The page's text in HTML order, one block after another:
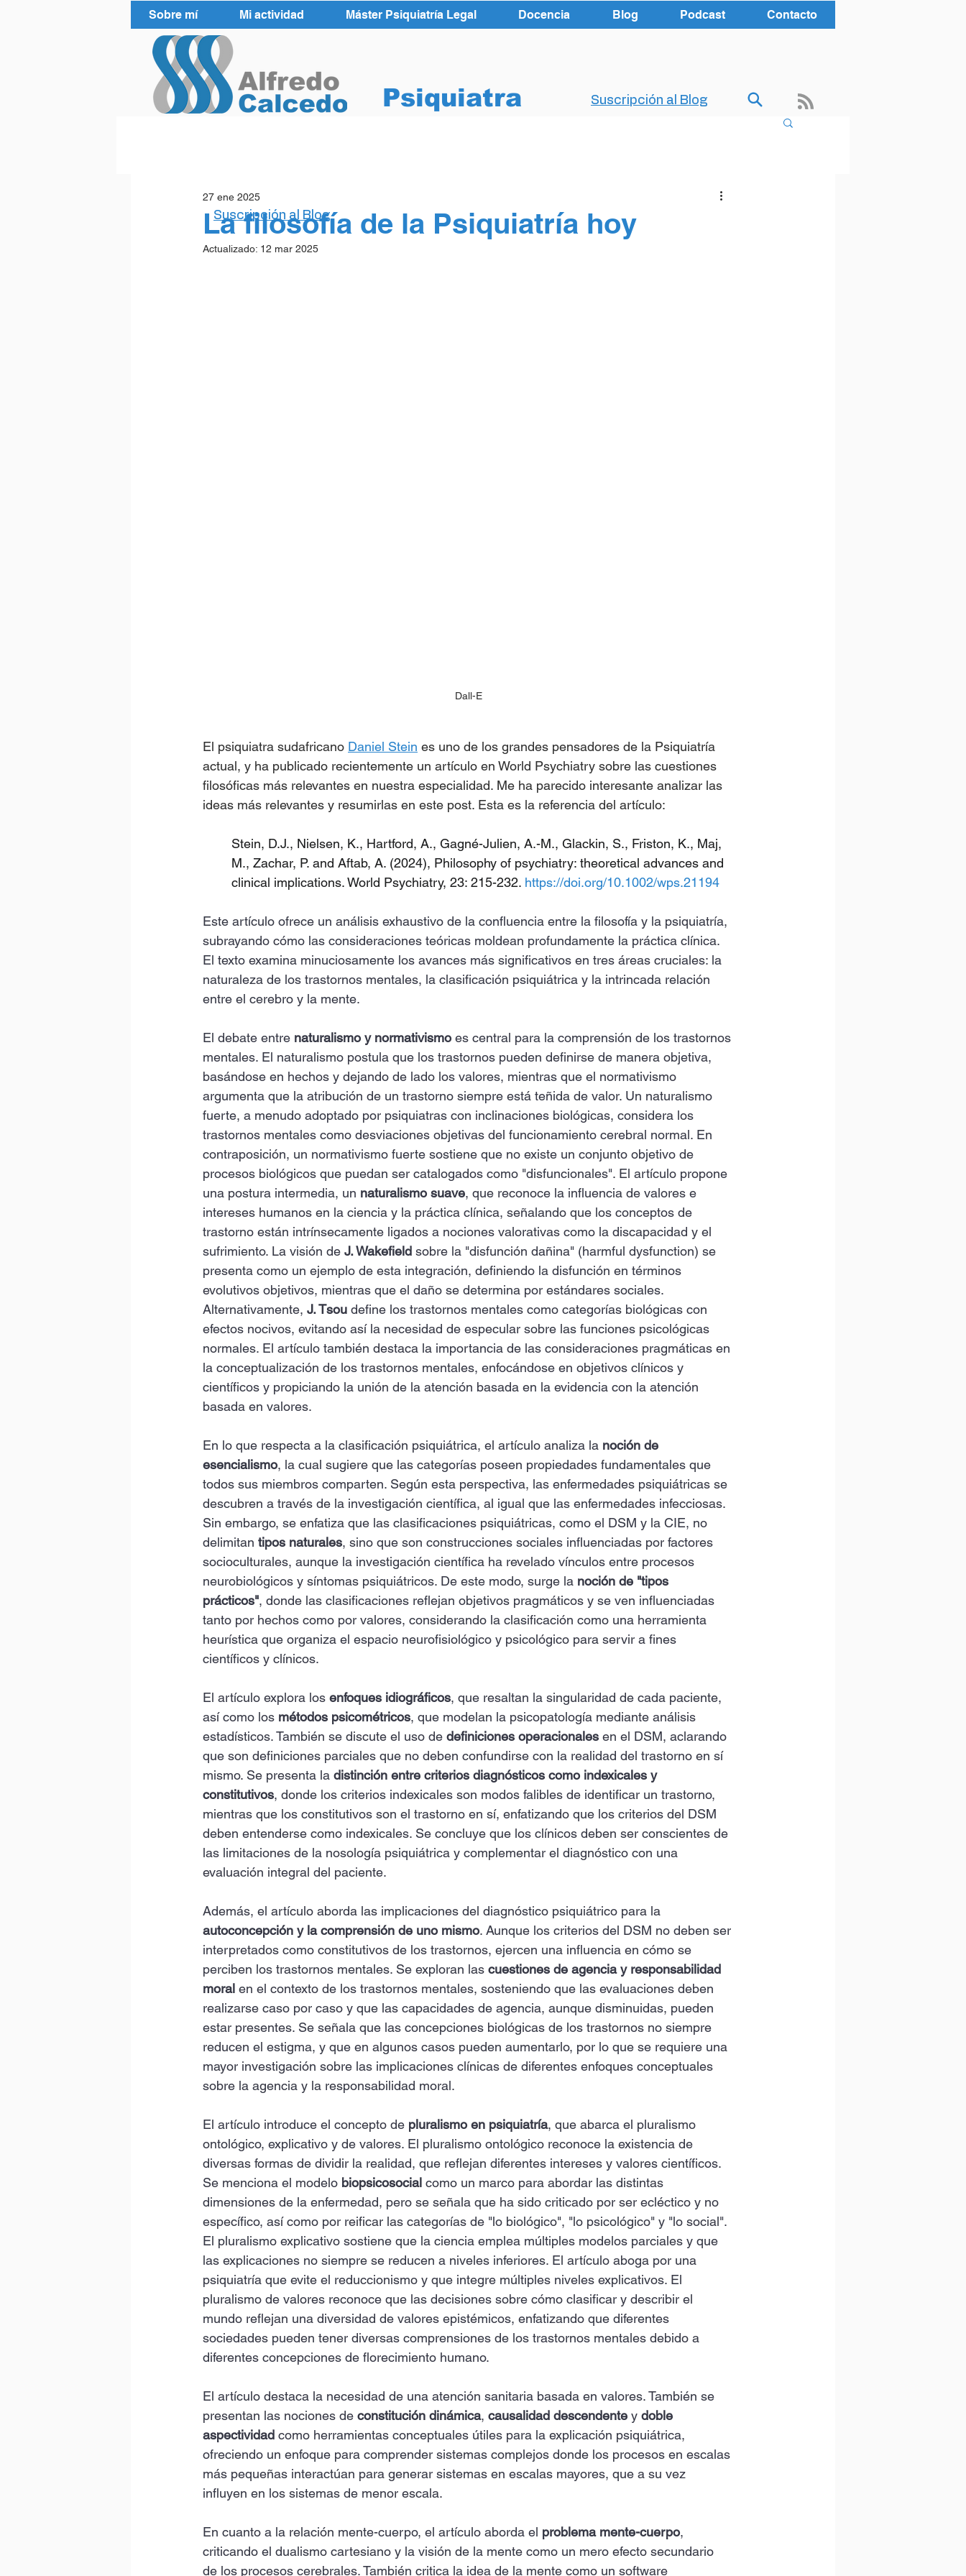
Sobre mí Mi actividad Máster Psiquiatría Legal Docencia Blog Podcast Contacto
Psiquiatra Suscripción al Blog
La filosofía de la Psiquiatría hoy
27 ene 2025
Actualizado: 12 mar 2025
Dall-E
El psiquiatra sudafricano Daniel Stein es uno de los grandes pensadores de la Psiquiatría
actual, y ha publicado recientemente un artículo en World Psychiatry sobre las cuestiones
filosóficas más relevantes en nuestra especialidad. Me ha parecido interesante analizar las
ideas más relevantes y resumirlas en este post. Esta es la referencia del artículo:
Stein, D.J., Nielsen, K., Hartford, A., Gagné-Julien, A.-M., Glackin, S., Friston, K., Maj,
M., Zachar, P. and Aftab, A. (2024), Philosophy of psychiatry: theoretical advances and
clinical implications. World Psychiatry, 23: 215-232. https://doi.org/10.1002/wps.21194
Este artículo ofrece un análisis exhaustivo de la confluencia entre la filosofía y la psiquiatría,
subrayando cómo las consideraciones teóricas moldean profundamente la práctica clínica.
El texto examina minuciosamente los avances más significativos en tres áreas cruciales: la
naturaleza de los trastornos mentales, la clasificación psiquiátrica y la intrincada relación
entre el cerebro y la mente.
El debate entre naturalismo y normativismo es central para la comprensión de los trastornos
mentales. El naturalismo postula que los trastornos pueden definirse de manera objetiva,
basándose en hechos y dejando de lado los valores, mientras que el normativismo
argumenta que la atribución de un trastorno siempre está teñida de valor. Un naturalismo
fuerte, a menudo adoptado por psiquiatras con inclinaciones biológicas, considera los
trastornos mentales como desviaciones objetivas del funcionamiento cerebral normal. En
contraposición, un normativismo fuerte sostiene que no existe un conjunto objetivo de
procesos biológicos que puedan ser catalogados como "disfuncionales". El artículo propone
una postura intermedia, un naturalismo suave, que reconoce la influencia de valores e
intereses humanos en la ciencia y la práctica clínica, señalando que los conceptos de
trastorno están intrínsecamente ligados a nociones valorativas como la discapacidad y el
sufrimiento. La visión de J. Wakefield sobre la "disfunción dañina" (harmful dysfunction) se
presenta como un ejemplo de esta integración, definiendo la disfunción en términos
evolutivos objetivos, mientras que el daño se determina por estándares sociales.
Alternativamente, J. Tsou define los trastornos mentales como categorías biológicas con
efectos nocivos, evitando así la necesidad de especular sobre las funciones psicológicas
normales. El artículo también destaca la importancia de las consideraciones pragmáticas en
la conceptualización de los trastornos mentales, enfocándose en objetivos clínicos y
científicos y propiciando la unión de la atención basada en la evidencia con la atención
basada en valores.
En lo que respecta a la clasificación psiquiátrica, el artículo analiza la noción de
esencialismo, la cual sugiere que las categorías poseen propiedades fundamentales que
todos sus miembros comparten. Según esta perspectiva, las enfermedades psiquiátricas se
descubren a través de la investigación científica, al igual que las enfermedades infecciosas.
Sin embargo, se enfatiza que las clasificaciones psiquiátricas, como el DSM y la CIE, no
delimitan tipos naturales, sino que son construcciones sociales influenciadas por factores
socioculturales, aunque la investigación científica ha revelado vínculos entre procesos
neurobiológicos y síntomas psiquiátricos. De este modo, surge la noción de "tipos
prácticos", donde las clasificaciones reflejan objetivos pragmáticos y se ven influenciadas
tanto por hechos como por valores, considerando la clasificación como una herramienta
heurística que organiza el espacio neurofisiológico y psicológico para servir a fines
científicos y clínicos.
El artículo explora los enfoques idiográficos, que resaltan la singularidad de cada paciente,
así como los métodos psicométricos, que modelan la psicopatología mediante análisis
estadísticos. También se discute el uso de definiciones operacionales en el DSM, aclarando
que son definiciones parciales que no deben confundirse con la realidad del trastorno en sí
mismo. Se presenta la distinción entre criterios diagnósticos como indexicales y
constitutivos, donde los criterios indexicales son modos falibles de identificar un trastorno,
mientras que los constitutivos son el trastorno en sí, enfatizando que los criterios del DSM
deben entenderse como indexicales. Se concluye que los clínicos deben ser conscientes de
las limitaciones de la nosología psiquiátrica y complementar el diagnóstico con una
evaluación integral del paciente.
Además, el artículo aborda las implicaciones del diagnóstico psiquiátrico para la
autoconcepción y la comprensión de uno mismo. Aunque los criterios del DSM no deben ser
interpretados como constitutivos de los trastornos, ejercen una influencia en cómo se
perciben los trastornos mentales. Se exploran las cuestiones de agencia y responsabilidad
moral en el contexto de los trastornos mentales, sosteniendo que las evaluaciones deben
realizarse caso por caso y que las capacidades de agencia, aunque disminuidas, pueden
estar presentes. Se señala que las concepciones biológicas de los trastornos no siempre
reducen el estigma, y que en algunos casos pueden aumentarlo, por lo que se requiere una
mayor investigación sobre las implicaciones clínicas de diferentes enfoques conceptuales
sobre la agencia y la responsabilidad moral.
El artículo introduce el concepto de pluralismo en psiquiatría, que abarca el pluralismo
ontológico, explicativo y de valores. El pluralismo ontológico reconoce la existencia de
diversas formas de dividir la realidad, que reflejan diferentes intereses y valores científicos.
Se menciona el modelo biopsicosocial como un marco para abordar las distintas
dimensiones de la enfermedad, pero se señala que ha sido criticado por ser ecléctico y no
específico, así como por reificar las categorías de "lo biológico", "lo psicológico" y "lo social".
El pluralismo explicativo sostiene que la ciencia emplea múltiples modelos parciales y que
las explicaciones no siempre se reducen a niveles inferiores. El artículo aboga por una
psiquiatría que evite el reduccionismo y que integre múltiples niveles explicativos. El
pluralismo de valores reconoce que las decisiones sobre cómo clasificar y describir el
mundo reflejan una diversidad de valores epistémicos, enfatizando que diferentes
sociedades pueden tener diversas comprensiones de los trastornos mentales debido a
diferentes concepciones de florecimiento humano.
El artículo destaca la necesidad de una atención sanitaria basada en valores. También se
presentan las nociones de constitución dinámica, causalidad descendente y doble
aspectividad como herramientas conceptuales útiles para la explicación psiquiátrica,
ofreciendo un enfoque para comprender sistemas complejos donde los procesos en escalas
más pequeñas interactúan para generar sistemas en escalas mayores, que a su vez
influyen en los sistemas de menor escala.
En cuanto a la relación mente-cuerpo, el artículo aborda el problema mente-cuerpo,
criticando el dualismo cartesiano y la visión de la mente como un mero efecto secundario
de los procesos cerebrales. También critica la idea de la mente como un software
Suscripción al Blog